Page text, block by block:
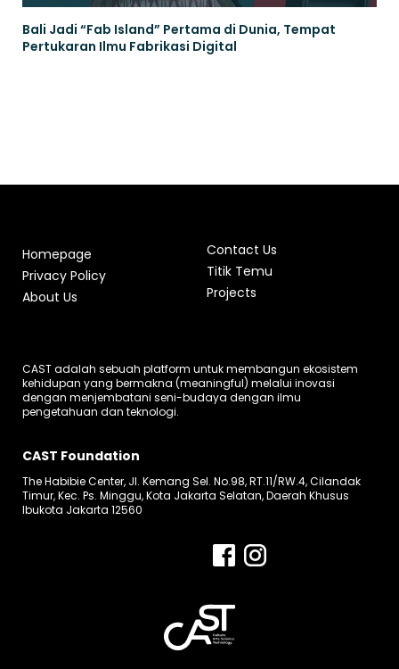
Bali Jadi “Fab Island” Pertama di Dunia, Tempat
Pertukaran Ilmu Fabrikasi Digital
Homepage
Privacy Policy
About Us
Contact Us
Titik Temu
Projects
CAST adalah sebuah platform untuk membangun ekosistem
kehidupan yang bermakna (meaningful) melalui inovasi
dengan menjembatani seni-budaya dengan ilmu
pengetahuan dan teknologi.
CAST Foundation
The Habibie Center, Jl. Kemang Sel. No.98, RT.11/RW.4, Cilandak
Timur, Kec. Ps. Minggu, Kota Jakarta Selatan, Daerah Khusus
Ibukota Jakarta 12560